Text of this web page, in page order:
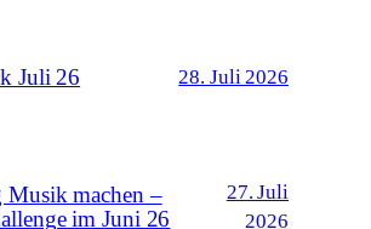
Juli 26 28. Juli 2026
Musik machen –
im Juni 26
27. Juli
2026